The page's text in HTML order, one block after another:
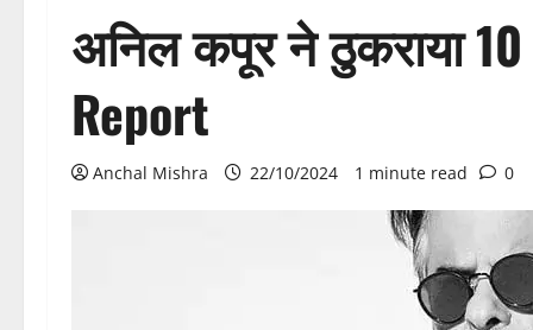
अनिल कपूर ने ठुकराया
Report
Anchal Mishra 22/10/2024 1 minute read 0